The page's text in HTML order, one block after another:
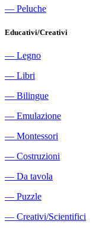
― Peluche
Educativi/Creativi
― Legno
― Libri
― Bilingue
― Emulazione
― Montessori
― Costruzioni
― Da tavola
― Puzzle
― Creativi/Scientifici